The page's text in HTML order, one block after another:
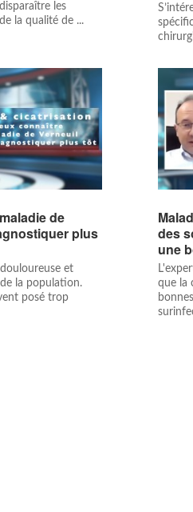
les
la qualité de ...
de
plus
et
la population.
posé trop
des
une
que la